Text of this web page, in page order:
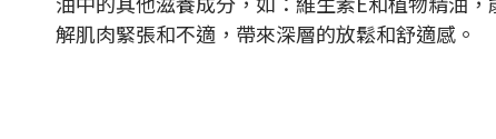
解肌肉緊張和不適，帶來深層的放鬆和舒適感。